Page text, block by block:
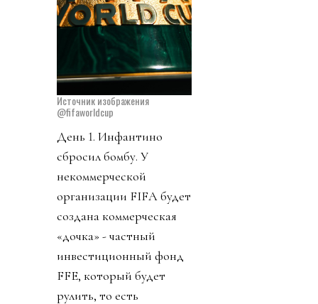
Источник изображения
@fifaworldcup
День 1. Инфантино
сбросил бомбу. У
некоммерческой
организации FIFA будет
создана коммерческая
«дочка» - частный
инвестиционный фонд
FFE, который будет
рулить, то есть